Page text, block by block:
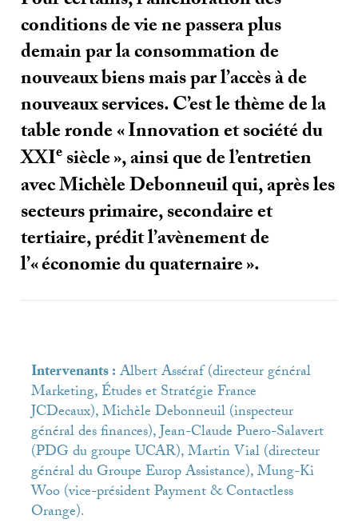
conditions de vie ne passera plus
demain par la consommation de
nouveaux biens mais par l’accès à de
nouveaux services. C’est le thème de la
table ronde «Innovation et société du
XXIesiècle», ainsi que de l’entretien
avec Michèle Debonneuil qui, après les
secteurs primaire, secondaire et
tertiaire, prédit l’avènement de
l’«économie du quaternaire».
Intervenants :Albert Asséraf (directeur général
Marketing, Études et Stratégie France
JCDecaux), Michèle Debonneuil (inspecteur
général des finances), Jean-Claude Puero-Salavert
(PDGdu groupeUCAR), Martin Vial (directeur
général du Groupe Europ Assistance), Mung-Ki
Woo (vice-président Payment & Contactless
Orange).